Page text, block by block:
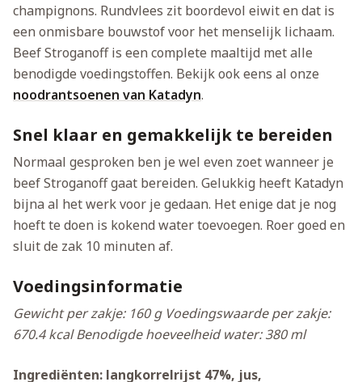
champignons. Rundvlees zit boordevol eiwit en dat is
een onmisbare bouwstof voor het menselijk lichaam.
Beef Stroganoff is een complete maaltijd met alle
benodigde voedingstoffen. Bekijk ook eens al onze
noodrantsoenen van Katadyn.
Snel klaar en gemakkelijk te bereiden
Normaal gesproken ben je wel even zoet wanneer je
beef Stroganoff gaat bereiden. Gelukkig heeft Katadyn
bijna al het werk voor je gedaan. Het enige dat je nog
hoeft te doen is kokend water toevoegen. Roer goed en
sluit de zak 10 minuten af.
Voedingsinformatie
Gewicht per zakje: 160 gVoedingswaarde per zakje:
670.4 kcalBenodigde hoeveelheid water: 380 ml
Ingrediënten: langkorrelrijst 47%, jus,